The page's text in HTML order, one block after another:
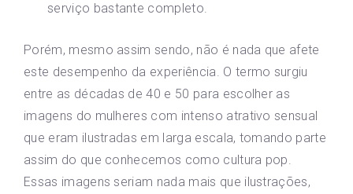
serviço bastante completo.
Porém, mesmo assim sendo, não é nada que afete
este desempenho da experiência. O termo surgiu
entre as décadas de 40 e 50 para escolher as
imagens do mulheres com intenso atrativo sensual
que eram ilustradas em larga escala, tomando parte
assim do que conhecemos como cultura pop.
Essas imagens seriam nada mais que ilustrações,